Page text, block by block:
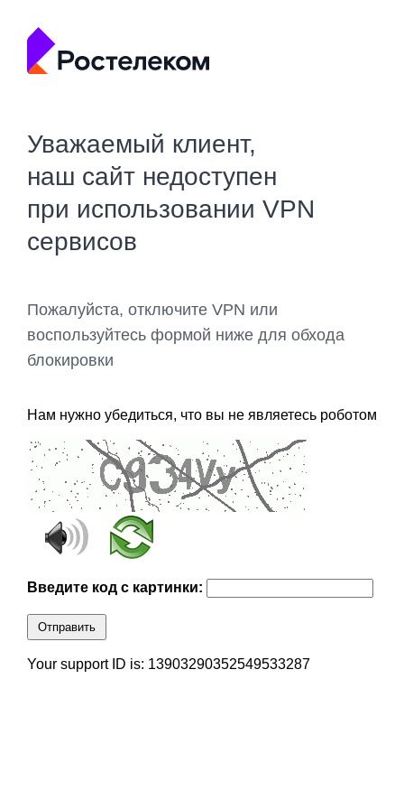
Уважаемый клиент,
наш сайт недоступен
при использовании VPN
сервисов
Пожалуйста, отключите VPN или
воспользуйтесь формой ниже для обхода
блокировки
Нам нужно убедиться, что вы не являетесь роботом
Введите код с картинки:
Отправить
Your support ID is: 13903290352549533287